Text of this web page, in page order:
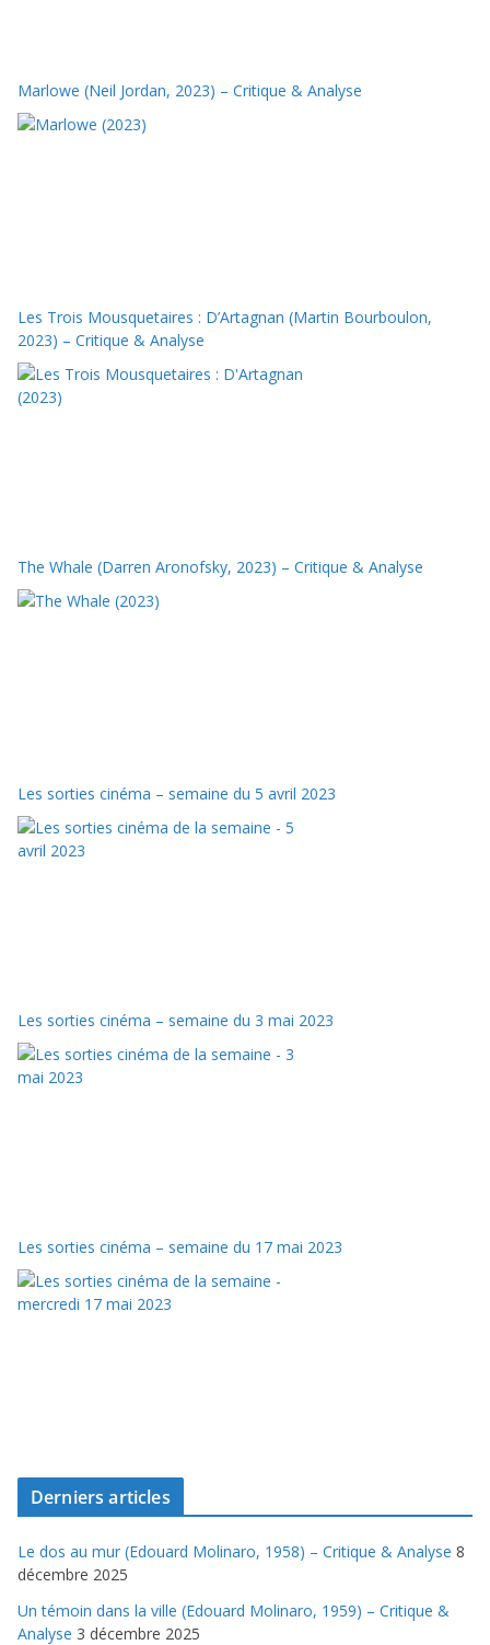
Marlowe (Neil Jordan, 2023) – Critique & Analyse
Les Trois Mousquetaires : D’Artagnan (Martin Bourboulon,
2023) – Critique & Analyse
The Whale (Darren Aronofsky, 2023) – Critique & Analyse
Les sorties cinéma – semaine du 5 avril 2023
Les sorties cinéma – semaine du 3 mai 2023
Les sorties cinéma – semaine du 17 mai 2023
Derniers articles
Le dos au mur (Edouard Molinaro, 1958) – Critique & Analyse 8
décembre 2025
Un témoin dans la ville (Edouard Molinaro, 1959) – Critique &
Analyse 3 décembre 2025